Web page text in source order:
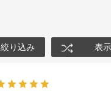
絞り込み 表